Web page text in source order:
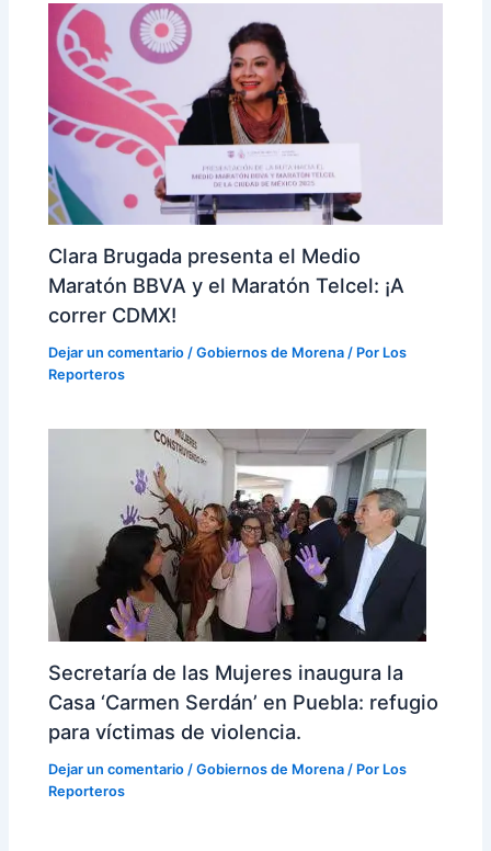
Clara Brugada presenta el Medio
Maratón BBVA y el Maratón Telcel: ¡A
correr CDMX!
Dejar un comentario /Gobiernos de Morena / Por Los
Reporteros
Secretaría de las Mujeres inaugura la
Casa ‘Carmen Serdán’ en Puebla: refugio
para víctimas de violencia.
Dejar un comentario /Gobiernos de Morena / Por Los
Reporteros